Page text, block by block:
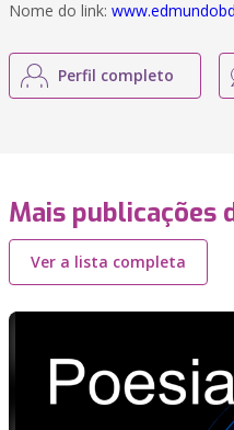
Nome do link:
Perfil completo
Mais publicações
Ver a lista completa